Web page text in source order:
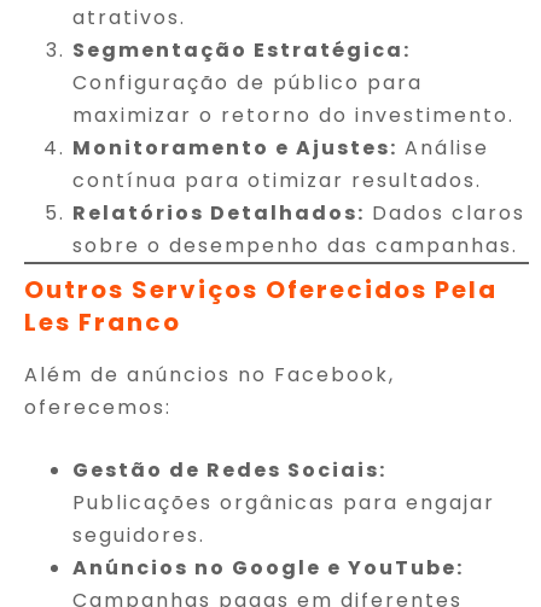
atrativos.
Segmentação Estratégica:
Configuração de público para
maximizar o retorno do investimento.
Monitoramento e Ajustes: Análise
contínua para otimizar resultados.
Relatórios Detalhados: Dados claros
sobre o desempenho das campanhas.
Outros Serviços Oferecidos Pela
Les Franco
Além de anúncios no Facebook,
oferecemos:
Gestão de Redes Sociais:
Publicações orgânicas para engajar
seguidores.
Anúncios no Google e YouTube:
Campanhas pagas em diferentes